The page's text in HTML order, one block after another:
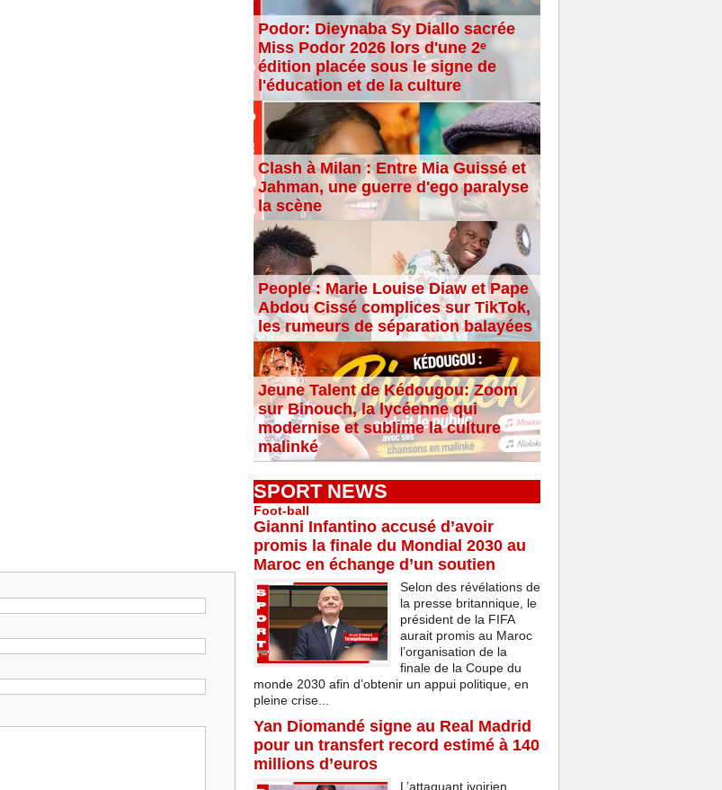
Podor: Dieynaba Sy Diallo sacrée
Miss Podor 2026 lors d'une 2ᵉ
édition placée sous le signe de
l'éducation et de la culture
Clash à Milan : Entre Mia Guissé et
Jahman, une guerre d'ego paralyse
la scène
People : Marie Louise Diaw et Pape
Abdou Cissé complices sur TikTok,
les rumeurs de séparation balayées
Jeune Talent de Kédougou: Zoom
sur Binouch, la lycéenne qui
modernise et sublime la culture
malinké
SPORT NEWS
Foot-ball
Gianni Infantino accusé d’avoir
promis la finale du Mondial 2030 au
Maroc en échange d’un soutien
Selon des révélations de
la presse britannique, le
président de la FIFA
aurait promis au Maroc
l’organisation de la
finale de la Coupe du
monde 2030 afin d’obtenir un appui politique, en
pleine crise...
Yan Diomandé signe au Real Madrid
pour un transfert record estimé à 140
millions d’euros
L’attaquant ivoirien